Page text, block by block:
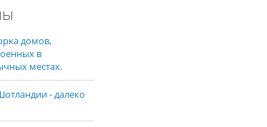
домов,
в
местах.
- далеко